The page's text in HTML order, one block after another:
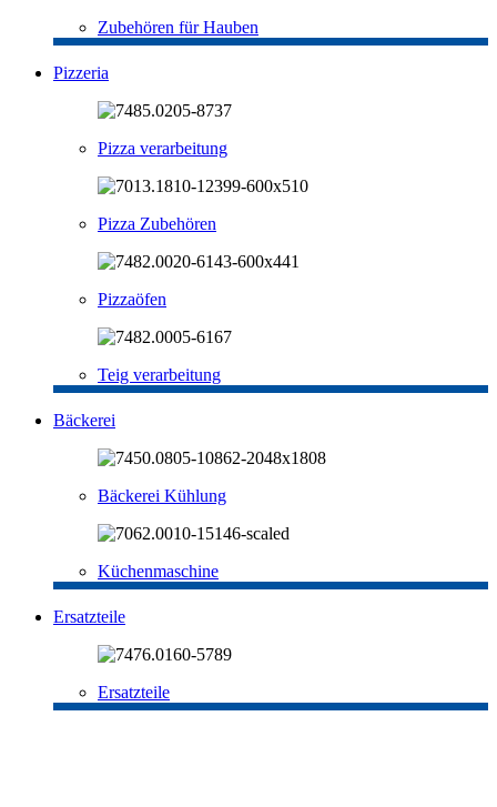
Zubehören für Hauben
Pizzeria
Pizza verarbeitung
Pizza Zubehören
Pizzaöfen
Teig verarbeitung
Bäckerei
Bäckerei Kühlung
Küchenmaschine
Ersatzteile
Ersatzteile